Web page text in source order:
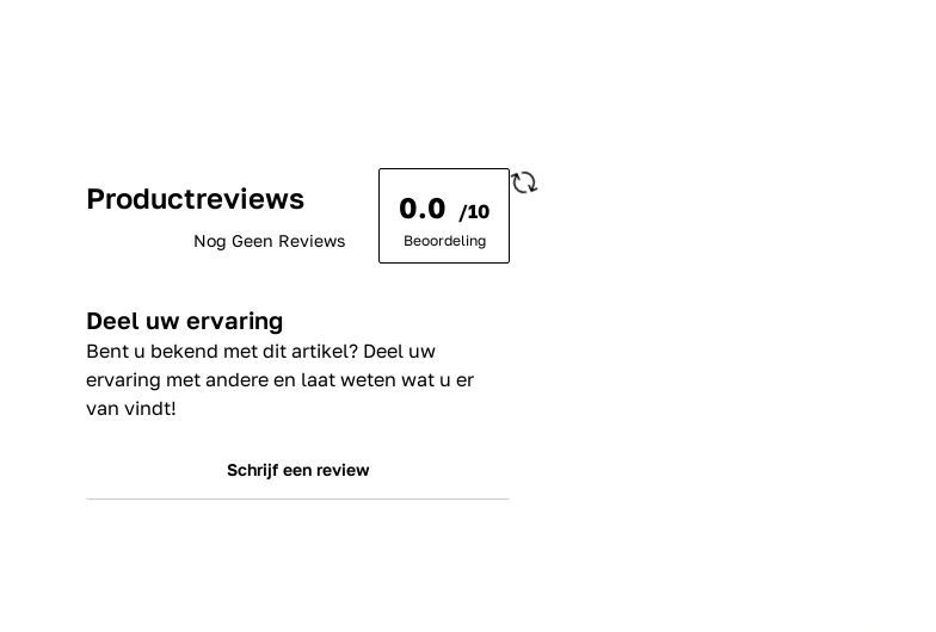
Productreviews
Nog Geen Reviews
0.0 /10
Beoordeling
Deel uw ervaring
Bent u bekend met dit artikel? Deel uw
ervaring met andere en laat weten wat u er
van vindt!
Schrijf een review